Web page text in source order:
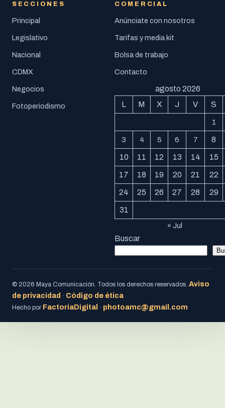
SECCIONES
Principal
Legislativo
Nacional
CDMX
Negocios
Fotoperiodismo
COMERCIAL
Anúnciate con nosotros
Tarifas y media kit
Bolsa de trabajo
Contacto
agosto 2026
L
M X J V S
1
3 4 5 6 7 8
10 11 12 13 14 15
17 18 19 20 21 22
24 25 26 27 28 29
31
« Jul
Buscar
© 2026 Maya Comunicación. Todos los derechos reservados. Aviso
de privacidad · Código de ética
Hecho por FactoriaDigital · photoamc@gmail.com